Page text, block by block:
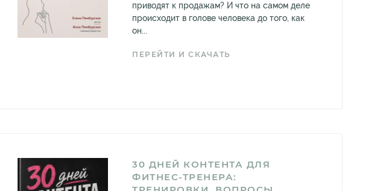
приводят к продажам? И что на самом деле
происходит в голове человека до того, как
он...
ПЕРЕЙТИ И СКАЧАТЬ
30 ДНЕЙ КОНТЕНТА ДЛЯ
ФИТНЕС-ТРЕНЕРА: